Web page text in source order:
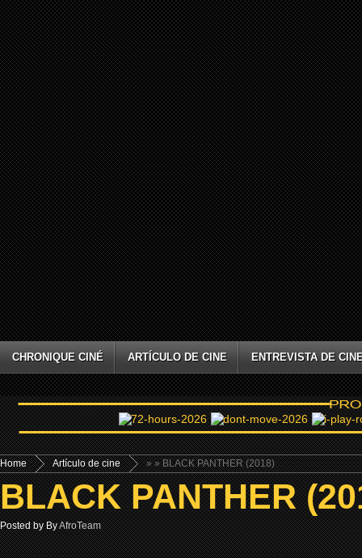
CHRONIQUE CINÉ ARTÍCULO DE CINE ENTREVISTA DE
Home »
Artículo de cine » BLACK PANTHER (2018)
BLACK PANTHER
Posted by ByAfroTeam